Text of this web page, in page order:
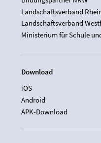
Landschaftsverband
Landschaftsverband
Ministerium für Schule
Download
iOS
Android
APK-Download